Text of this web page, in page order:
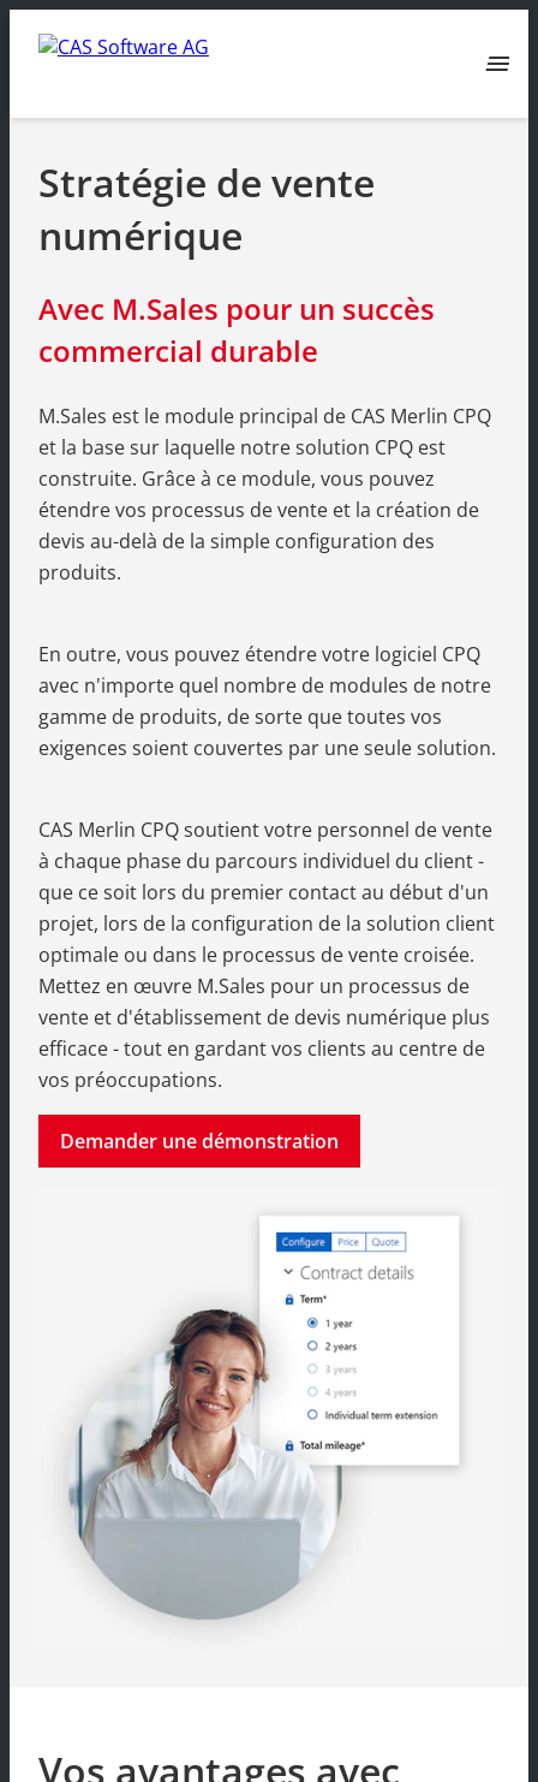
menu
Stratégie de vente
numérique
Avec M.Sales pour un succès
commercial durable
M.Sales est le module principal de CAS Merlin CPQ
et la base sur laquelle notre solution CPQ est
construite. Grâce à ce module, vous pouvez
étendre vos processus de vente et la création de
devis au-delà de la simple configuration des
produits.
En outre, vous pouvez étendre votre logiciel CPQ
avec n'importe quel nombre de modules de notre
gamme de produits, de sorte que toutes vos
exigences soient couvertes par une seule solution.
CAS Merlin CPQ soutient votre personnel de vente
à chaque phase du parcours individuel du client -
que ce soit lors du premier contact au début d'un
projet, lors de la configuration de la solution client
optimale ou dans le processus de vente croisée.
Mettez en œuvre M.Sales pour un processus de
vente et d'établissement de devis numérique plus
efficace - tout en gardant vos clients au centre de
vos préoccupations.
Demander une démonstration
Vos avantages avec